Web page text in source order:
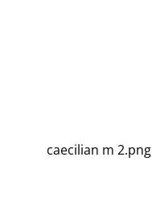
caecilian m 2.png